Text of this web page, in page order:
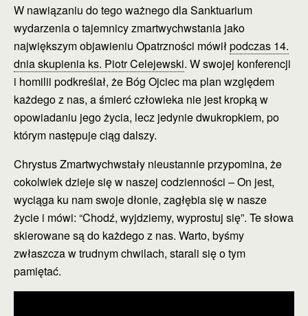
W nawiązaniu do tego ważnego dla Sanktuarium
wydarzenia o tajemnicy zmartwychwstania jako
największym objawieniu Opatrzności mówiłpodczas 14.
dnia skupienia ks. Piotr Celejewski. W swojej konferencji
i homilii podkreślał, że Bóg Ojciec ma plan względem
każdego z nas, a śmierć człowieka nie jest kropką w
opowiadaniu jego życia, lecz jedynie dwukropkiem, po
którym następuje ciąg dalszy.
Chrystus Zmartwychwstały nieustannie przypomina, że
cokolwiek dzieje się w naszej codzienności – On jest,
wyciąga ku nam swoje dłonie, zagłębia się w nasze
życie i mówi: “Chodź, wyjdziemy, wyprostuj się”. Te słowa
skierowane są do każdego z nas. Warto, byśmy
zwłaszcza w trudnym chwilach, starali się o tym
pamiętać.